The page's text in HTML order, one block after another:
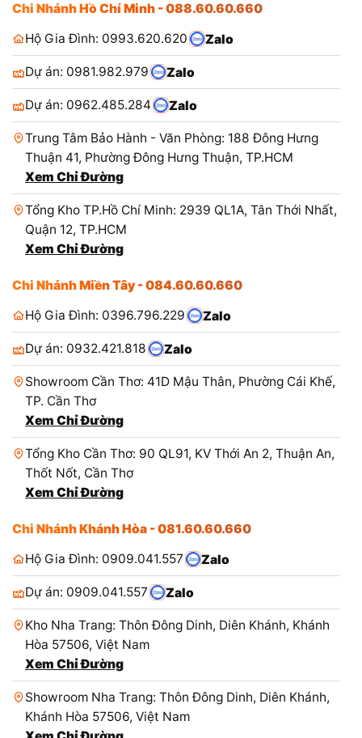
Chi Nhánh Hồ Chí Minh - 088.60.60.660
Hộ Gia Đình: 0993.620.620
Zalo
Dự án: 0981.982.979 Zalo
Dự án: 0962.485.284 Zalo
Trung Tâm Bảo Hành - Văn Phòng: 188 Đông Hưng
Thuận 41, Phường Đông Hưng Thuận, TP.HCM
Xem Chỉ Đường
Tổng Kho TP.Hồ Chí Minh: 2939 QL1A, Tân Thới Nhất,
Quận 12, TP.HCM
Xem Chỉ Đường
Chi Nhánh Miền Tây - 084.60.60.660
Hộ Gia Đình: 0396.796.229
Zalo
Dự án: 0932.421.818 Zalo
Showroom Cần Thơ: 41D Mậu Thân, Phường Cái Khế,
TP. Cần Thơ
Xem Chỉ Đường
Tổng Kho Cần Thơ: 90 QL91, KV Thới An 2, Thuận An,
Thốt Nốt, Cần Thơ
Xem Chỉ Đường
Chi Nhánh Khánh Hòa - 081.60.60.660
Hộ Gia Đình: 0909.041.557
Zalo
Dự án: 0909.041.557 Zalo
Kho Nha Trang: Thôn Đông Dinh, Diên Khánh, Khánh
Hòa 57506, Việt Nam
Xem Chỉ Đường
Showroom Nha Trang: Thôn Đông Dinh, Diên Khánh,
Khánh Hòa 57506, Việt Nam